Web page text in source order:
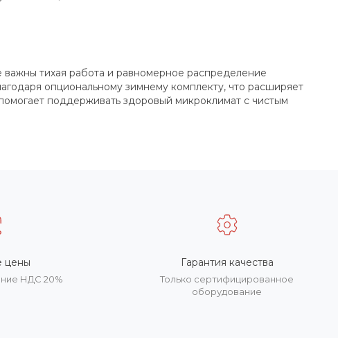
тихая работа и равномерное распределение
опциональному зимнему комплекту, что расширяет
поддерживать здоровый микроклимат с чистым
цены
НДС 20%
Гарантия качества
Только сертифицированное
оборудование